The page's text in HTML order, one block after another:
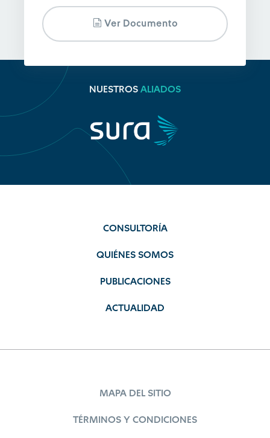
Ver Documento
NUESTROS ALIADOS
CONSULTORÍA
QUIÉNES SOMOS
PUBLICACIONES
ACTUALIDAD
MAPA DEL SITIO
TÉRMINOS Y CONDICIONES